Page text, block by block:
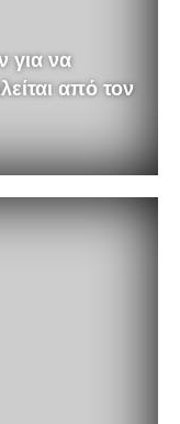
για να
από τον